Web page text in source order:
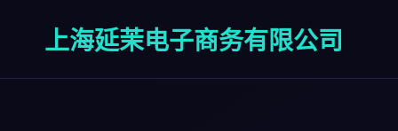
上海延茉电子商务有限公司